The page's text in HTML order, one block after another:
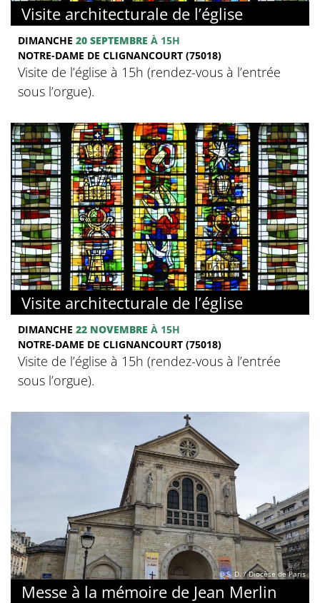
Visite architecturale de l’église
DIMANCHE 20 SEPTEMBRE À 15H
NOTRE-DAME DE CLIGNANCOURT (75018)
Visite de l’église à 15h (rendez-vous à l’entrée
sous l’orgue).
Visite architecturale de l’église
DIMANCHE 22 NOVEMBRE À 15H
NOTRE-DAME DE CLIGNANCOURT (75018)
Visite de l’église à 15h (rendez-vous à l’entrée
sous l’orgue).
© S. D. / Diocèse de Paris
Messe à la mémoire de Jean Merlin